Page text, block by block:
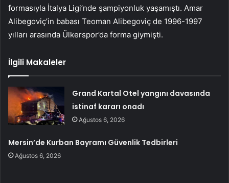
formasıyla İtalya Ligi’nde şampiyonluk yaşamıştı. Amar
Alibegoviç’in babası Teoman Alibegoviç de 1996-1997
yılları arasında Ülkerspor’da forma giymişti.
İlgili Makaleler
Grand Kartal Otel yangını davasında
istinaf kararı onadı
Ağustos 6, 2026
Mersin’de Kurban Bayramı Güvenlik Tedbirleri
Ağustos 6, 2026